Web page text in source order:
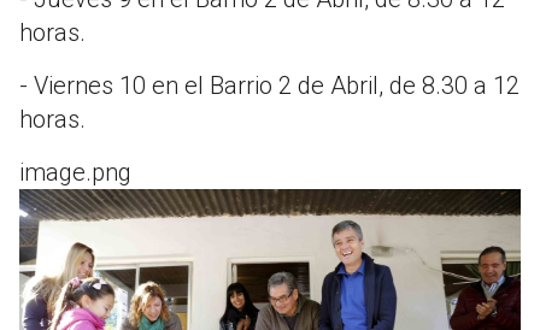
horas.
- Viernes 10 en el Barrio 2 de Abril, de 8.30 a 12
horas.
image.png